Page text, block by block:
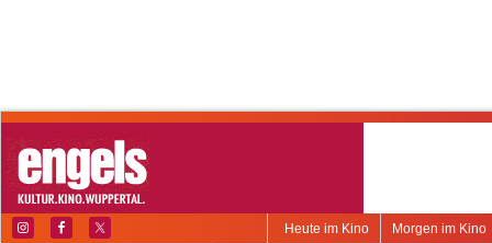
Morgen im Kino
Heute im Kino